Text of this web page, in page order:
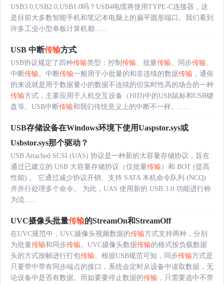
USB3.0,USB2.0,USB1.0吗？USB4电缆将使用TYPE-C连接器，这
是目前大多数智能手机和笔记本电脑上的扁平圆形端口。我们看到
许多工业小型单板计算机都......
USB 中断传输方式
USB协议规定了四种传输类型：控制 传输 、批量传输 、同步传输
中断传输。中断传输一般用于小批量的和非连续的数据传输 ，通俗
的来说就是用于数据量小的数据不连续的但实时性高的场合的一种
传输方式，主要应用于人机交互设备（HID)中的USB鼠标和USB键
盘等。USB中断传输和我们传统意义上的中断不一样。......
USB存储设备在Windows环境下使用Uaspstor.sys或
Usbstor.sys那个驱动？
USB Attached SCSI (UAS) 协议是一种新的大容量存储协议，旨在
通过已建立的 USB 大容量存储协议（仅批量传输）和 BOT (提高
性能) 。 它通过减少协议开销、支持 SATA 本机命令队列 (NCQ)
并并行处理多个命令。 为此，UAS 使用新的 USB 3.0 功能进行称
为流......
UVC摄像头批量传输的StreamOn和StreamOff
在UVC规范中，UVC摄像头视频数据的传输方式支持两种，分别
为批量传输和同步传输。UVC摄像头数据传输的格式按负载数据
头的方式按帧进行打包传输。根据USB规范可知，同步传输方式是
只要带中带有同步端点的接口，系统会定时从设备中读取数据，无
论设备中是否有数据。而如要要停止数据的传输 ，只需要选中不带